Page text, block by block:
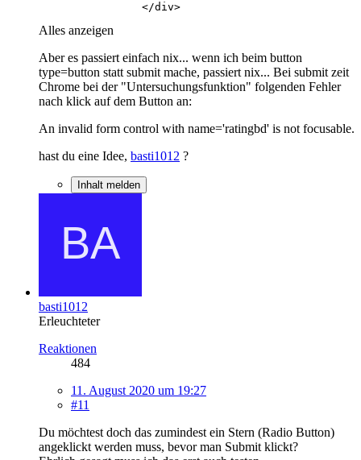
                </div>
Alles anzeigen
Aber es passiert einfach nix... wenn ich beim button
type=button statt submit mache, passiert nix... Bei submit zeit
Chrome bei der "Untersuchungsfunktion" folgenden Fehler
nach klick auf dem Button an:
An invalid form control with name='ratingbd' is not focusable.
hast du eine Idee, basti1012 ?
Inhalt melden
basti1012
Erleuchteter
Reaktionen
484
11. August 2020 um 19:27
#11
Du möchtest doch das zumindest ein Stern (Radio Button)
angeklickt werden muss, bevor man Submit klickt?